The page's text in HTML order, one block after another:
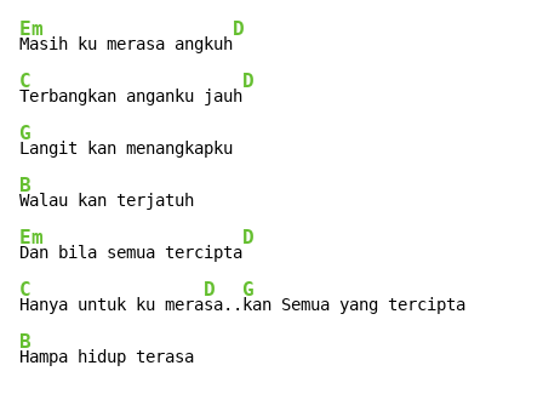
Em
Masih ku merasa angkuh
D
C
Terbangkan anganku jauh
D
G
B
Em
Dan bila semua tercipta
D
C
Hanya untuk ku mera
D
sa..
G
B
Hampa hidup terasa